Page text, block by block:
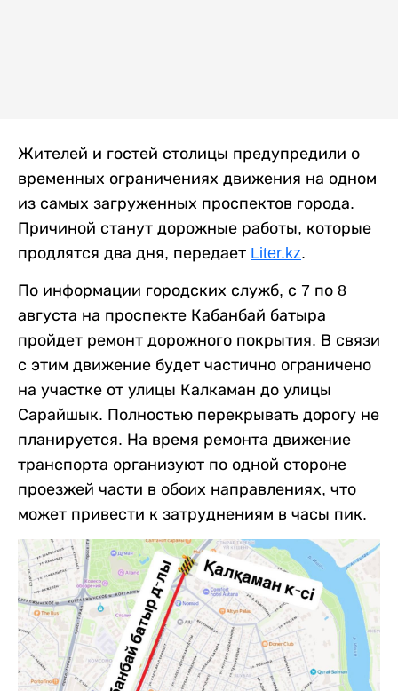
Жителей и гостей столицы предупредили о
временных ограничениях движения на одном
из самых загруженных проспектов города.
Причиной станут дорожные работы, которые
продлятся два дня, передает Liter.kz.
По информации городских служб, с 7 по 8
августа на проспекте Кабанбай батыра
пройдет ремонт дорожного покрытия. В связи
с этим движение будет частично ограничено
на участке от улицы Калкаман до улицы
Сарайшык. Полностью перекрывать дорогу не
планируется. На время ремонта движение
транспорта организуют по одной стороне
проезжей части в обоих направлениях, что
может привести к затруднениям в часы пик.